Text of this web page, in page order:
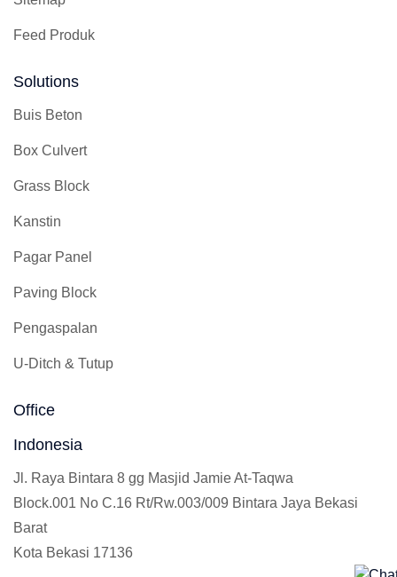
Feed Produk
Solutions
Buis Beton
Box Culvert
Grass Block
Kanstin
Pagar Panel
Paving Block
Pengaspalan
U-Ditch & Tutup
Office
Indonesia
Jl. Raya Bintara 8 gg Masjid Jamie At-Taqwa
Block.001 No C.16 Rt/Rw.003/009 Bintara Jaya Bekasi
Barat
Kota Bekasi 17136